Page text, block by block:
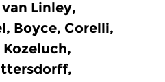
Linley,
Boyce, Corelli,